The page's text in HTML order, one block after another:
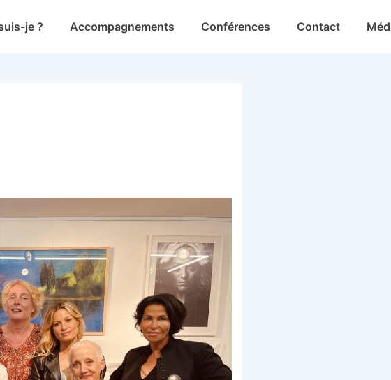
je ? Accompagnements Conférences Contact